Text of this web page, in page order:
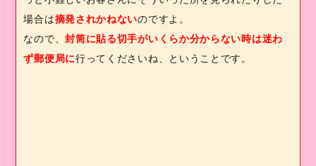
場合は摘発されかねないのですよ。
なので、封筒に貼る切手がいくらか分からない時は迷わ
ず郵便局に行ってくださいね、ということです。